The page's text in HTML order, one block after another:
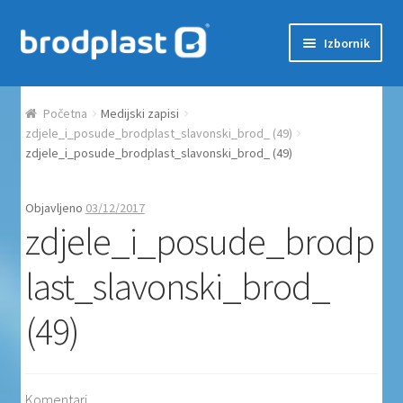
Preskoči na navigaciju
Skoči do sadržaja Izbornik
Početna
Auction Dashboard
Košarica
Moj račun
Naplata
Početna
Medijski zapisi
zdjele_i_posude_brodplast_slavonski_brod_ (49)
zdjele_i_posude_brodplast_slavonski_brod_ (49)
Objavljeno 03/12/2017
zdjele_i_posude_brodp
last_slavonski_brod_
(49)